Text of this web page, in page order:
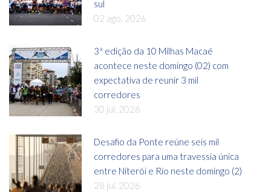
sul
02 ago, 2026
3ª edição da 10 Milhas Macaé
acontece neste domingo (02) com
expectativa de reunir 3 mil
corredores
30 jul, 2026
Desafio da Ponte reúne seis mil
corredores para uma travessia única
entre Niterói e Rio neste domingo (2)
28 jul, 2026